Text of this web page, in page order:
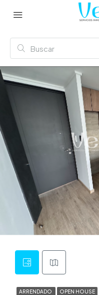
ARRENDADO OPEN HOUSE